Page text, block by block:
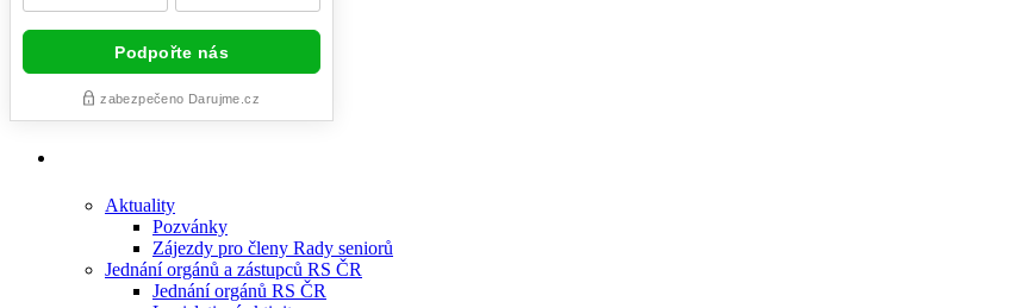
Aktuality
Pozvánky
Zájezdy pro členy Rady seniorů
Jednání orgánů a zástupců RS ČR
Jednání orgánů RS ČR